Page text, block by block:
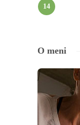
14
O meni